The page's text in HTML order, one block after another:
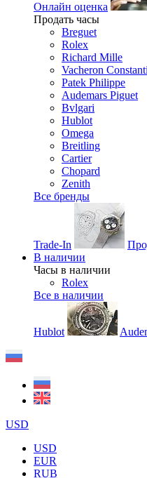
Онлайн оценка
Продать часы
Breguet
Rolex
Richard Mille
Vacheron
Patek Philippe
Audemars Piguet
Bvlgari
Hublot
Omega
Breitling
Cartier
Chopard
Zenith
Все бренды
Trade-In
В наличии
Часы в наличии
Rolex
Все в наличии
Hublot
USD
USD
EUR
RUB